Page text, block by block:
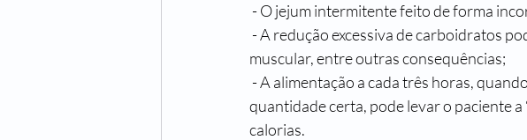
- O jejum intermitente feito de forma
muscular, entre outras consequências;
quantidade certa, pode levar o paciente
calorias.